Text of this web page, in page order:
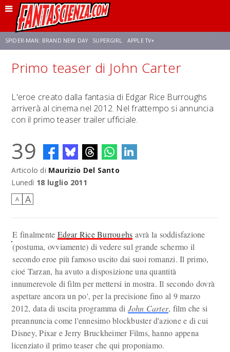
SPIDER-MAN: BRAND NEW DAY SUPERGIRL APPLE TV+
FRANCO RICCIARDIELLO ZENDAYA STAR TREK AVENGERS: DOOMSDAY
NETFLIX SADIE SINK CELIA ROSE GOODING
Primo teaser di John Carter
L'eroe creato dalla fantasia di Edgar Rice Burroughs
arriverà al cinema nel 2012. Nel frattempo si annuncia
con il primo teaser trailer ufficiale.
39
Articolo di Maurizio Del Santo
Lunedì 18 luglio 2011
A A
E finalmente Edgar Rice Burroughs avrà la soddisfazione
(postuma, ovviamente) di vedere sul grande schermo il
secondo eroe più famoso uscito dai suoi romanzi. Il primo,
cioé Tarzan, ha avuto a disposizione una quantità
innumerevole di film per mettersi in mostra. Il secondo dovrà
aspettare ancora un po', per la precisione fino al 9 marzo
2012, data di uscita programma di John Carter, film che si
preannuncia come l'ennesimo blockbuster d'azione e di cui
Disney, Pixar e Jerry Bruckheimer Films, hanno appena
licenziato il primo teaser che qui proponiamo.